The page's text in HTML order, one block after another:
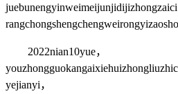
juebunengyinweimeijunjidijizhongzaici
2022nian10yue，
yejianyi，